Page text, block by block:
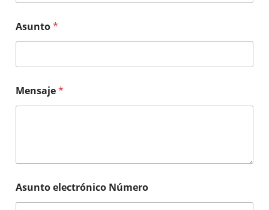
Asunto*
Mensaje*
Asunto electrónico Número